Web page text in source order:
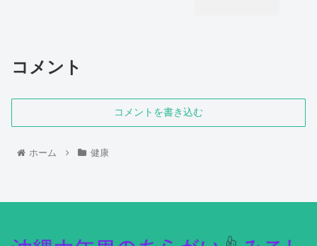
コメント
コメントを書き込む
ホーム 健康